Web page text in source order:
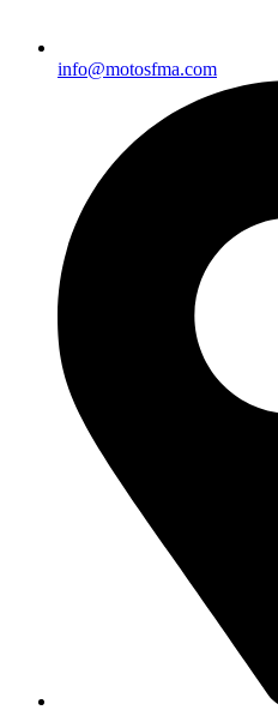
info@motosfma.com